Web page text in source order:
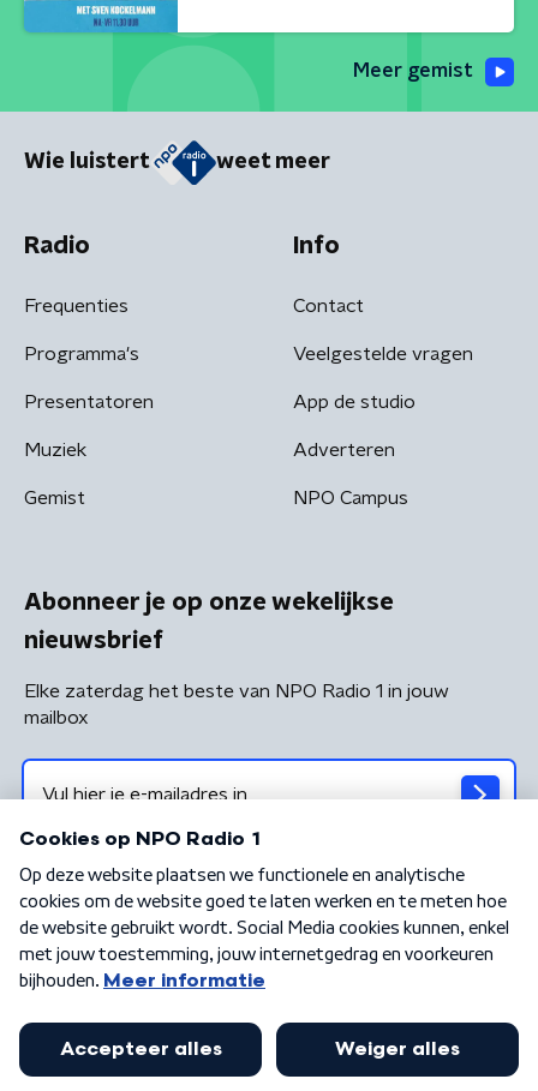
Meer gemist
Wie luistert weet meer
Radio
Frequenties
Programma's
Presentatoren
Muziek
Gemist
Info
Contact
Veelgestelde vragen
App de studio
Adverteren
NPO Campus
Abonneer je op onze wekelijkse
nieuwsbrief
Elke zaterdag het beste van NPO Radio 1 in jouw
mailbox
Algemene voorwaarden